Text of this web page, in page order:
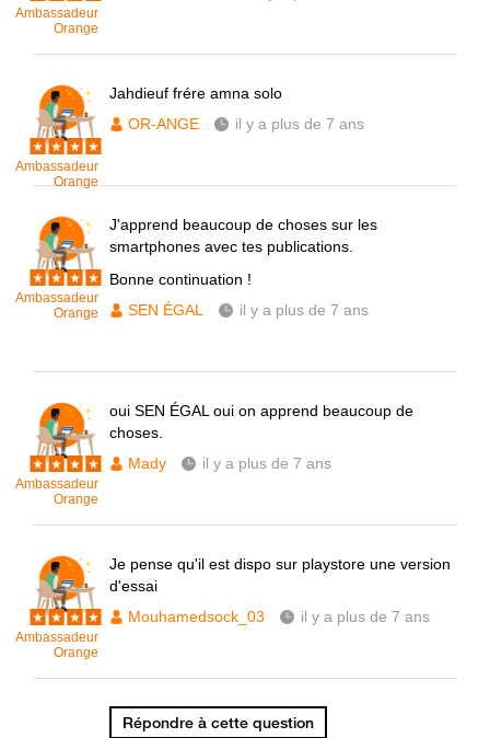
Ambassadeur
Orange
Ambassadeur
Orange
Jahdieuf frére amna solo
OR-ANGE
il y a plus de 7 ans
Ambassadeur
Orange
J'apprend beaucoup de choses sur les
smartphones avec tes publications.
Bonne continuation !
SEN ÉGAL
il y a plus de 7 ans
Ambassadeur
Orange
oui SEN ÉGAL oui on apprend beaucoup de
choses.
Mady
il y a plus de 7 ans
Ambassadeur
Orange
Je pense qu'il est dispo sur playstore une version
d'essai
Mouhamedsock_03
il y a plus de 7 ans
Répondre à cette question